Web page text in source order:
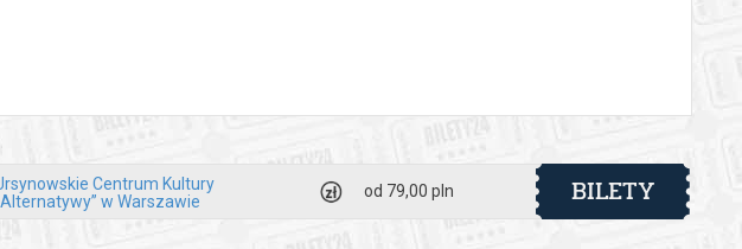
Centrum Kultury
w Warszawie
od 79,00 pln BILETY